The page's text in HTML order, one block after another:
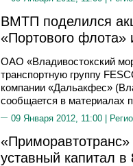
ВМТП поделился
«Портового флота»
ОАО «Владивостокский
транспортную группу
компании «Дальакфес»
сообщается в материалах
09 Января 2012, 11:00 |
уставный капитал в